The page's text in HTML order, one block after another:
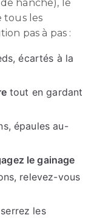
hanche), le
tous les
pas à pas :
écartés à la
tout en gardant
épaules au-
le gainage
relevez-vous
les